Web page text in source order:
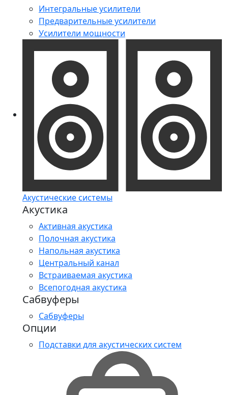
Интегральные усилители
Предварительные усилители
Усилители мощности
Акустические системы
Акустика
Активная акустика
Полочная акустика
Напольная акустика
Центральный канал
Встраиваемая акустика
Всепогодная акустика
Сабвуферы
Сабвуферы
Опции
Подставки для акустических систем